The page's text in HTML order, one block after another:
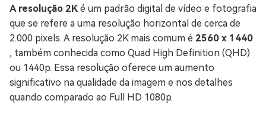
A resolução 2Ké um padrão digital de vídeo e fotografia
que se refere a uma resolução horizontal de cerca de
2.000 pixels. A resolução 2K mais comum é 2560 x 1440
, também conhecida como Quad High Definition (QHD)
ou 1440p. Essa resolução oferece um aumento
significativo na qualidade da imagem e nos detalhes
quando comparado ao Full HD 1080p.